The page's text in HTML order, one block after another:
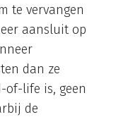
te vervangen
aansluit op
dan ze
of-life is, geen
de